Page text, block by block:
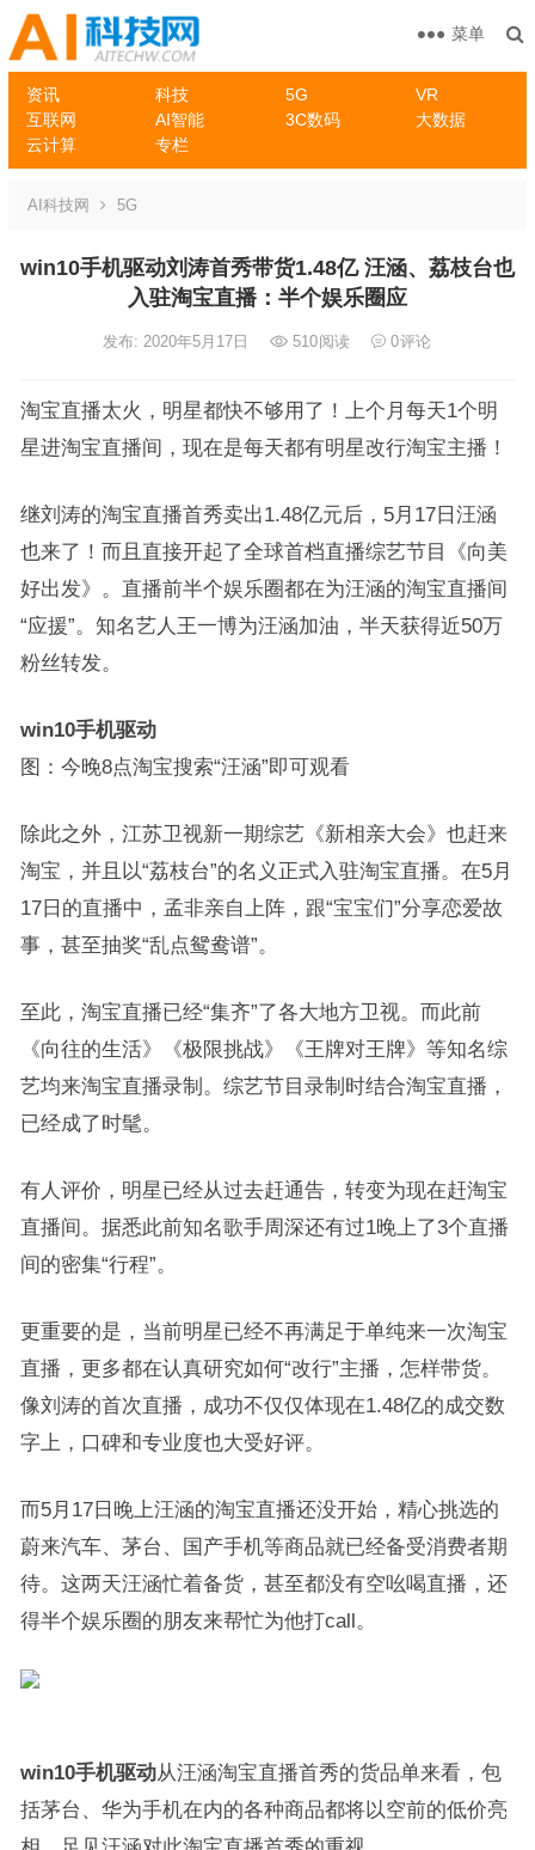
资讯 科技 5G
VR
互联网
AI智能 3C数码
大数据
云计算
专栏
菜单
AI科技网 5G
win10手机驱动刘涛首秀带货1.48亿 汪涵、荔枝台也
入驻淘宝直播：半个娱乐圈应
发布: 2020年5月17日 510阅读 0评论
淘宝直播太火，明星都快不够用了！上个月每天1个明
星进淘宝直播间，现在是每天都有明星改行淘宝主播！
继刘涛的淘宝直播首秀卖出1.48亿元后，5月17日汪涵
也来了！而且直接开起了全球首档直播综艺节目《向美
好出发》。直播前半个娱乐圈都在为汪涵的淘宝直播间
“应援”。知名艺人王一博为汪涵加油，半天获得近50万
粉丝转发。
win10手机驱动
图：今晚8点淘宝搜索“汪涵”即可观看
除此之外，江苏卫视新一期综艺《新相亲大会》也赶来
淘宝，并且以“荔枝台”的名义正式入驻淘宝直播。在5月
17日的直播中，孟非亲自上阵，跟“宝宝们”分享恋爱故
事，甚至抽奖“乱点鸳鸯谱”。
至此，淘宝直播已经“集齐”了各大地方卫视。而此前
《向往的生活》《极限挑战》《王牌对王牌》等知名综
艺均来淘宝直播录制。综艺节目录制时结合淘宝直播，
已经成了时髦。
有人评价，明星已经从过去赶通告，转变为现在赶淘宝
直播间。据悉此前知名歌手周深还有过1晚上了3个直播
间的密集“行程”。
更重要的是，当前明星已经不再满足于单纯来一次淘宝
直播，更多都在认真研究如何“改行”主播，怎样带货。
像刘涛的首次直播，成功不仅仅体现在1.48亿的成交数
字上，口碑和专业度也大受好评。
而5月17日晚上汪涵的淘宝直播还没开始，精心挑选的
蔚来汽车、茅台、国产手机等商品就已经备受消费者期
待。这两天汪涵忙着备货，甚至都没有空吆喝直播，还
得半个娱乐圈的朋友来帮忙为他打call。
win10手机驱动从汪涵淘宝直播首秀的货品单来看，包
括茅台、华为手机在内的各种商品都将以空前的低价亮